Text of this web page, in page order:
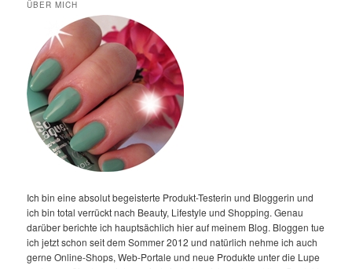
ÜBER MICH
Ich bin eine absolut begeisterte Produkt-Testerin und Bloggerin und
ich bin total verrückt nach Beauty, Lifestyle und Shopping. Genau
darüber berichte ich hauptsächlich hier auf meinem Blog. Bloggen tue
ich jetzt schon seit dem Sommer 2012 und natürlich nehme ich auch
gerne Online-Shops, Web-Portale und neue Produkte unter die Lupe